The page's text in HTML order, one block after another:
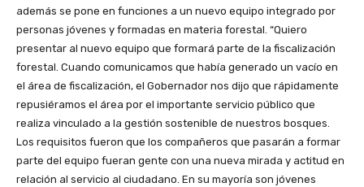
además se pone en funciones a un nuevo equipo integrado por
personas jóvenes y formadas en materia forestal. “Quiero
presentar al nuevo equipo que formará parte de la fiscalización
forestal. Cuando comunicamos que había generado un vacío en
el área de fiscalización, el Gobernador nos dijo que rápidamente
repusiéramos el área por el importante servicio público que
realiza vinculado a la gestión sostenible de nuestros bosques.
Los requisitos fueron que los compañeros que pasarán a formar
parte del equipo fueran gente con una nueva mirada y actitud en
relación al servicio al ciudadano. En su mayoría son jóvenes